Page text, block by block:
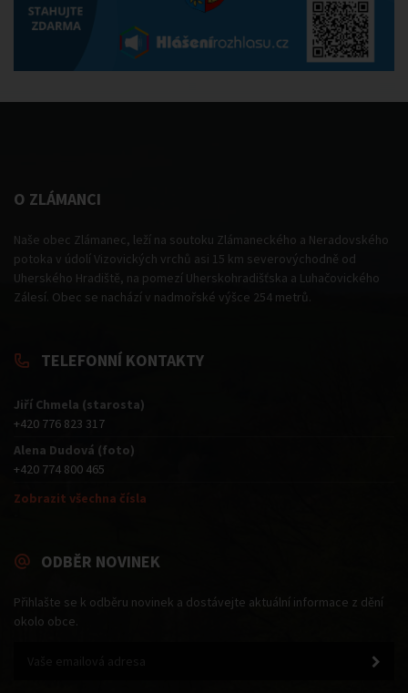
O ZLÁMANCI
Naše obec Zlámanec, leží na soutoku Zlámaneckého a Neradovského
potoka v údolí Vizovických vrchů asi 15 km severovýchodně od
Uherského Hradiště, na pomezí Uherskohradišťska a Luhačovického
Zálesí. Obec se nachází v nadmořské výšce 254 metrů.
TELEFONNÍ KONTAKTY
Jiří Chmela (starosta)
+420 776 823 317
Alena Dudová (foto)
+420 774 800 465
Zobrazit všechna čísla
ODBĚR NOVINEK
Přihlašte se k odběru novinek a dostávejte aktuální informace z dění
okolo obce.